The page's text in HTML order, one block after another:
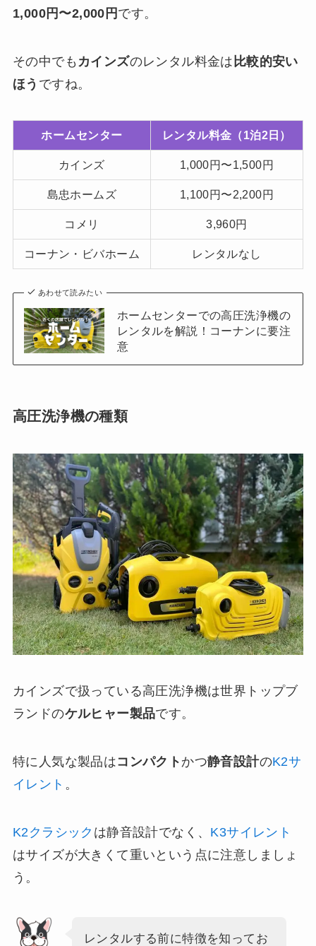
1,000円〜2,000円 です。
その中でも カインズのレンタル料金は 比較的安い
ほう ですね。
ホームセンター レンタル料金（1泊2日）
カインズ 1,000円〜1,500円
島忠ホームズ 1,100円〜2,200円
コメリ 3,960円
コーナン・ビバホーム レンタルなし
あわせて読みたい
ホームセンターでの高圧洗浄機の
レンタルを解説！コーナンに要注
意
高圧洗浄機の種類
カインズで扱っている高圧洗浄機は世界トップブ
ランドのケルヒャー製品です。
特に人気な製品はコンパクト かつ静音設計のK2サ
イレント 。
K2クラシック は静音設計でなく、 K3サイレント
はサイズが大きくて重いという点に注意しましょ
う。
レンタルする前に特徴を知ってお